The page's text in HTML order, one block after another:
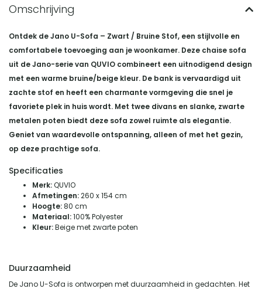
Ontdek de Jano U-Sofa – Zwart / Bruine Stof, een stijlvolle en
comfortabele toevoeging aan je woonkamer. Deze chaise sofa
uit de Jano-serie van QUVIO combineert een uitnodigend design
met een warme bruine/beige kleur. De bank is vervaardigd uit
zachte stof en heeft een charmante vormgeving die snel je
favoriete plek in huis wordt. Met twee divans en slanke, zwarte
metalen poten biedt deze sofa zowel ruimte als elegantie.
Geniet van waardevolle ontspanning, alleen of met het gezin,
op deze prachtige sofa.
Specificaties
Merk:QUVIO
Afmetingen:260 x 154 cm
Hoogte:80 cm
Materiaal:100% Polyester
Kleur:Beige met zwarte poten
Duurzaamheid
De Jano U-Sofa is ontworpen met duurzaamheid in gedachten. Het